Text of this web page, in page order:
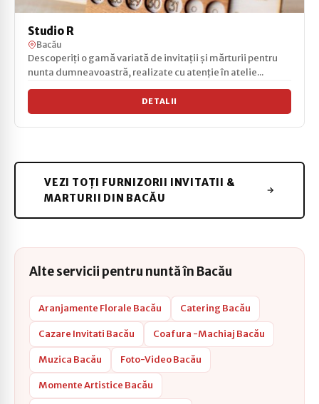
Studio R
Bacău
Descoperiți o gamă variată de invitații și mărturii pentru
nunta dumneavoastră, realizate cu atenție în atelie...
DETALII
VEZI TOȚI FURNIZORII INVITATII &
MARTURII DIN BACĂU
Alte servicii pentru nuntă în Bacău
Aranjamente Florale Bacău Catering Bacău
Cazare Invitati Bacău Coafura -Machiaj Bacău
Muzica Bacău Foto-Video Bacău
Momente Artistice Bacău